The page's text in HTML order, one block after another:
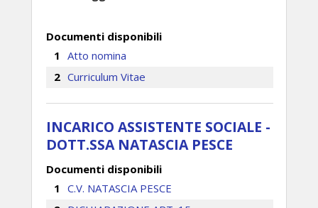
Documenti disponibili
Atto nomina
Curriculum Vitae
INCARICO ASSISTENTE SOCIALE -
DOTT.SSA NATASCIA PESCE
Documenti disponibili
C.V. NATASCIA PESCE